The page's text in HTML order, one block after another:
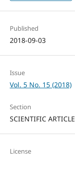
Published
2018-09-03
Issue
Vol. 5 No. 15 (2018)
Section
SCIENTIFIC ARTICLE
License